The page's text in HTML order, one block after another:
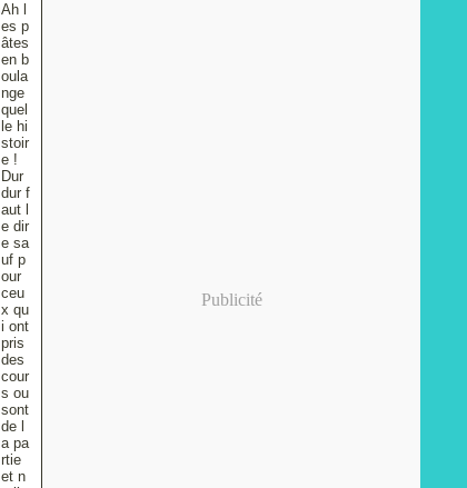
Ah l
es p
âtes
en b
oula
nge
quel
le hi
stoir
e !
Dur
dur f
aut l
e dir
e sa
uf p
our
ceu
x qu
i ont
pris
des
cour
s ou
sont
de l
a pa
rtie
et n
Publicité